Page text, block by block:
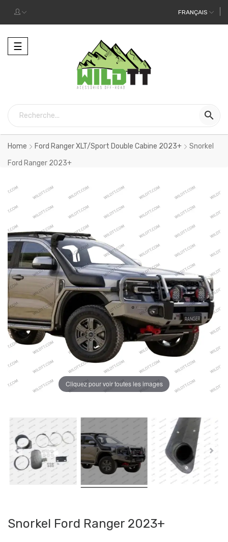
FRANÇAIS
Toggle
navigation
☰

Home Ford Ranger XLT/Sport Double Cabine 2023+
Snorkel
Ford Ranger 2023+
Cliquez pour voir toutes les images
Snorkel Ford Ranger 2023+